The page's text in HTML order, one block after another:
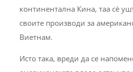
континентална Кина, таа сè
своите производи за
Виетнам.
Исто така, вреди да се